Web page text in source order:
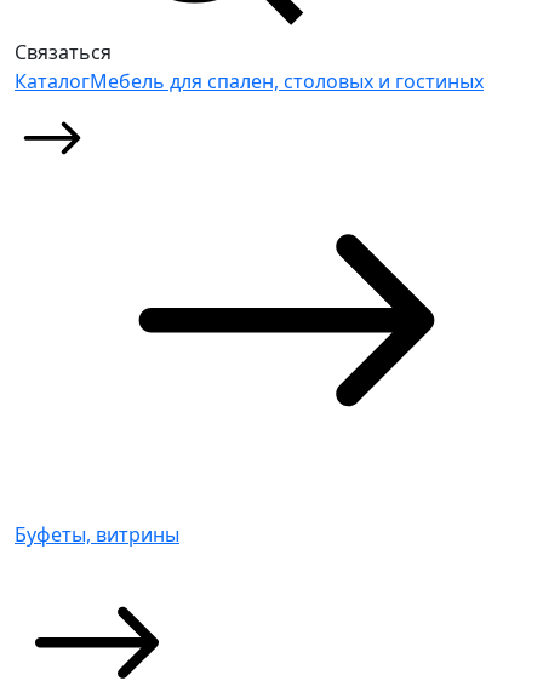
Связаться
КаталогМебель для спален, столовых и гостиных
Буфеты, витрины